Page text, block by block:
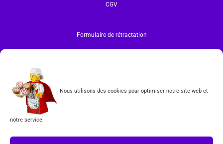
Nous utilisons des cookies pour optimiser notre site web et
notre service.
CGV
Formulaire de rétractation
en restent les propriétaires. Tous droits réservés.
INSCRIPTION À LA NEWSLETTER